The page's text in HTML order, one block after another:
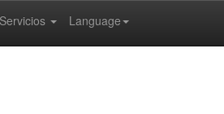
Language
Servicios